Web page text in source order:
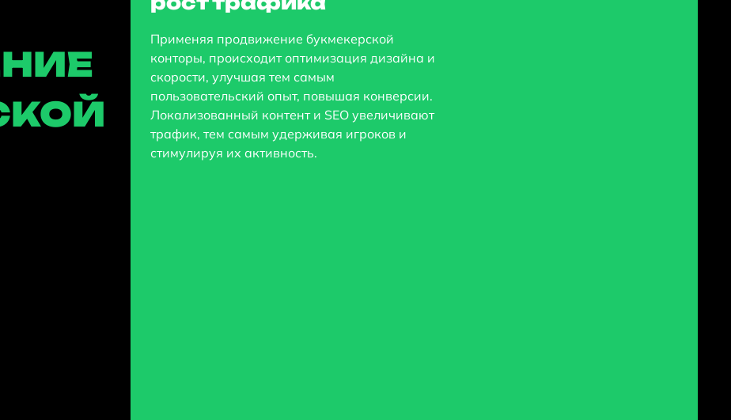
Применяя продвижение букмекерской
конторы, происходит оптимизация дизайна и
скорости, улучшая тем самым
пользовательский опыт, повышая конверсии.
Локализованный контент и SEO увеличивают
трафик, тем самым удерживая игроков и
стимулируя их активность.